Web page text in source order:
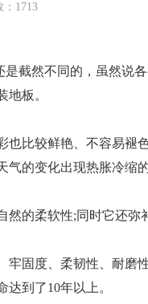
1713
截然不同的，虽然说
板。
也比较鲜艳
不容易褪
气的变化出现热胀冷缩
然的柔软性;同时它还弥
固度、柔韧性、耐磨
达到了10年以上。